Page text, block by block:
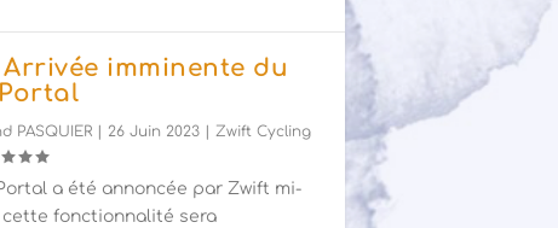
Arrivée imminente du
PASQUIER 26 Juin 2023
Zwift Cycling
a été annoncée par Zwift mi-
cette fonctionnalité sera